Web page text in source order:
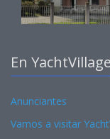
En YachtVillage
Anunciantes
Vamos a visitar